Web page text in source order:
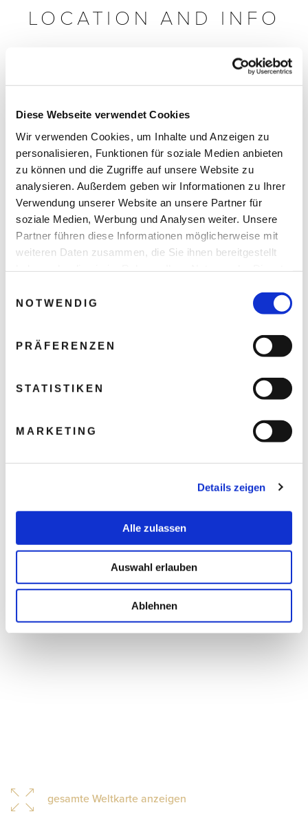
Diese Webseite verwendet Cookies
Wir verwenden Cookies, um Inhalte und Anzeigen zu
personalisieren, Funktionen für soziale Medien anbieten
zu können und die Zugriffe auf unsere Website zu
analysieren. Außerdem geben wir Informationen zu Ihrer
Verwendung unserer Website an unsere Partner für
soziale Medien, Werbung und Analysen weiter. Unsere
Partner führen diese Informationen möglicherweise mit
weiteren Daten zusammen, die Sie ihnen bereitgestellt
NOTWENDIG
PRÄFERENZEN
STATISTIKEN
MARKETING
Details zeigen
Alle zulassen
Auswahl erlauben
Ablehnen
LOCATION AND INFO
gesamte Weltkarte anzeigen